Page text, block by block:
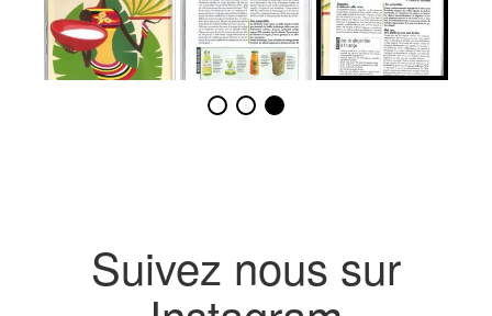
Suivez nous sur